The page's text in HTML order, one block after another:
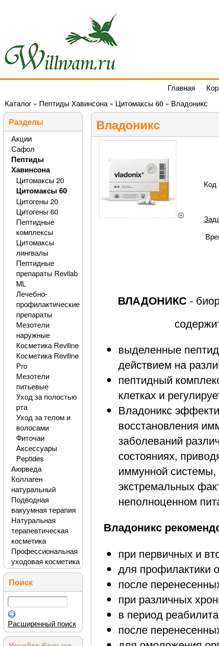
Главная
Каталог » Пептиды Хавинсона» Цитомаксы 60 » Владоникс
Владоникс
Код
ВЛАДОНИКС -
выделенные
действием на
пептидный
клетках и
Владоникс
восстановления
заболеваний
состояниях,
иммунной системы,
экстремальных
неполноценном
Владоникс
при первичных и
для профилактики
после
при различных
в период
после
Разделы
Акции
Сафол
Пептиды
Хавинсона
Цитомаксы 20
Цитомаксы 60
Цитогены 20
Цитогены 60
Пептидные
комплексы
Цитомаксы
лингвалы
Пептидные
препараты Revilab
ML
Лечебно-
профилактические
препараты
Мезотели
наружные
Косметика Reviline
Косметика Reviline
Pro
Мезотели
питьевые
Уход за полостью
рта
Уход за телом и
волосами
Фиточаи
Аксессуары
Peptides
Аюрведа
Коллаген
натуральный
Подводная
вакуумная терапия
Натуральная
терапевтическая
косметика
Профессиональная
уходовая косметика
Поиск
Расширенный поиск